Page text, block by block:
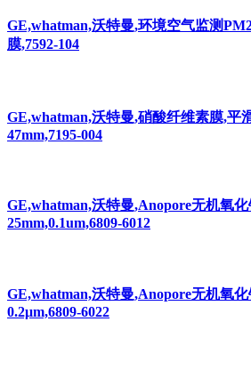
GE,whatman,沃特曼,环境空气监测
膜,7592-104
GE,whatman,沃特曼,硝酸纤维素膜,平
47mm,7195-004
GE,whatman,沃特曼,Anopore无机氧
25mm,0.1um,6809-6012
GE,whatman,沃特曼,Anopore无机氧
0.2μm,6809-6022